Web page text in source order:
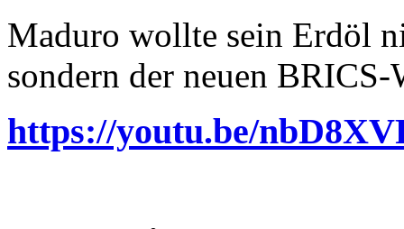
Maduro wollte sein Erdöl
sondern der neuen
https://youtu.be/